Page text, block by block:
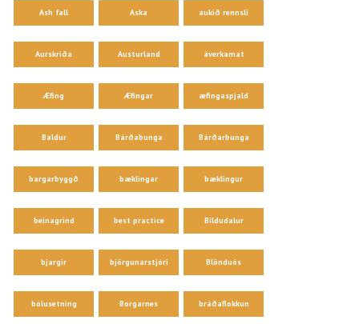
Ash fall Aska aukið rennsli
Aurskriða Austurland áverkamat
Æfing Æfingar æfingaspjald
Baldur Bárðabunga Bárðarbunga
bargarbyggð bæklingar bæklingur
beinagrind best practice Bíldudalur
bjargir björgunarstjóri Blönduós
bólusetning Borgarnes bráðaflokkun